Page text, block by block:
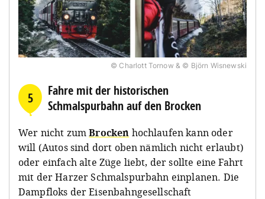
© Charlott Tornow & © Björn Wisnewski
5
Fahre mit der historischen
Schmalspurbahn auf den Brocken
Wer nicht zumBrocken hochlaufen kann oder
will (Autos sind dort oben nämlich nicht erlaubt)
oder einfach alte Züge liebt, der sollte eine Fahrt
mit der Harzer Schmalspurbahn einplanen. Die
Dampfloks der Eisenbahngesellschaft